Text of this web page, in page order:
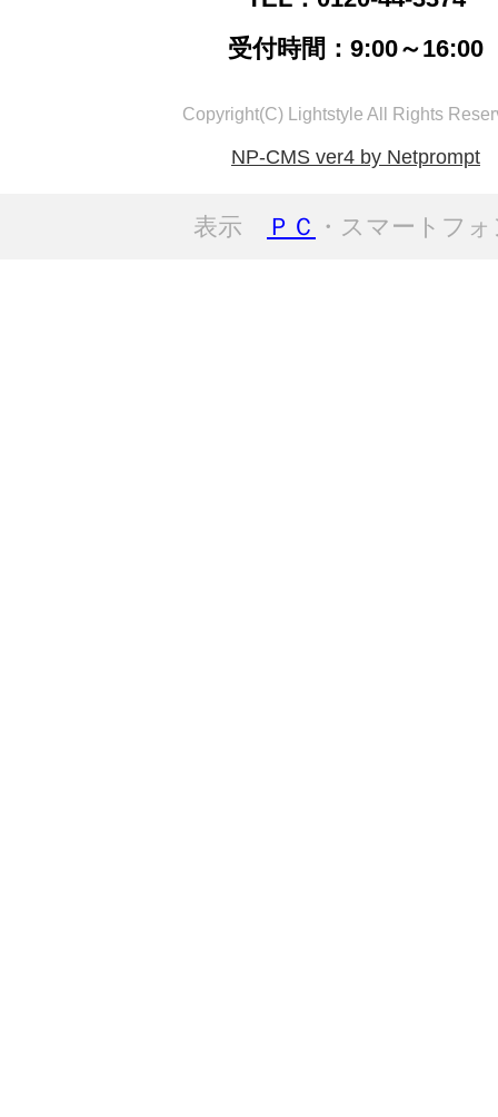
受付時間：9:00～16:00
Copyright(C) Lightstyle All Rights
NP-CMS ver4 by Netprompt
表示 ＰＣ ・スマートフ